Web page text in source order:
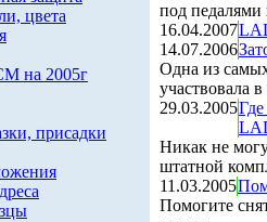
цвета
на 2005г
присадки
под педалями
16.04.2007
14.07.2006
Одна из
участвовала
29.03.2005
Никак не
штатной
11.03.2005
Помогите